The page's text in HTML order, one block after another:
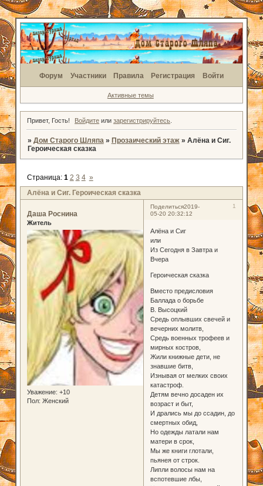
Форум Участники Правила Регистрация Войти
Активные темы
Привет, Гость! Войдите илизарегистрируйтесь
» Дом Старого Шляпа » Прозаический этаж » Алёна и Сиг.
Героическая сказка
Алёна и Сиг. Героическая сказка
Страница: 1 2 3 4 »
Поделиться 1
2019-
05-20 20:32:12
Даша Роснина
Житель
Уважение: +10
Пол: Женский
Алёна и Сиг
или
Из Сегодня в Завтра и
Вчера
Героическая сказка
Вместо предисловия
Баллада о борьбе
В. Высоцкий
Средь оплывших свечей и
вечерних молитв,
Средь военных трофеев и
мирных костров,
Жили книжные дети, не
знавшие битв,
Изнывая от мелких своих
катастроф.
Детям вечно досаден их
возраст и быт,
И дрались мы до ссадин, до
смертных обид,
Но одежды латали нам
матери в срок,
Мы же книги глотали,
пьянея от строк.
Липли волосы нам на
вспотевшие лбы,